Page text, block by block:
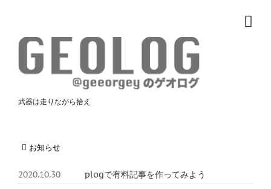
武器は走りながら拾え
お知らせ
2020.10.30
plogで有料記事を作ってみよう